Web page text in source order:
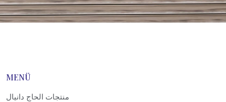
MENÜ
منتجات الحاج دانيال